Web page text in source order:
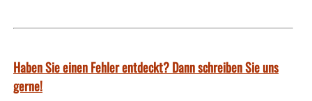
Haben Sie einen Fehler entdeckt? Dann schreiben Sie uns
gerne!